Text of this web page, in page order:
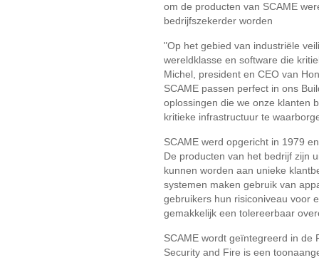
om de producten van SCAME
bedrijfszekerder worden
"Op het gebied van industriële
wereldklasse en software die
Michel, president en CEO van
SCAME passen perfect in ons
oplossingen die we onze klanten
kritieke infrastructuur te
SCAME werd opgericht in 1979
De producten van het bedrijf zijn
kunnen worden aan unieke
systemen maken gebruik van
gebruikers hun risiconiveau voor
gemakkelijk een tolereerbaar
SCAME wordt geïntegreerd in de
Security and Fire is een